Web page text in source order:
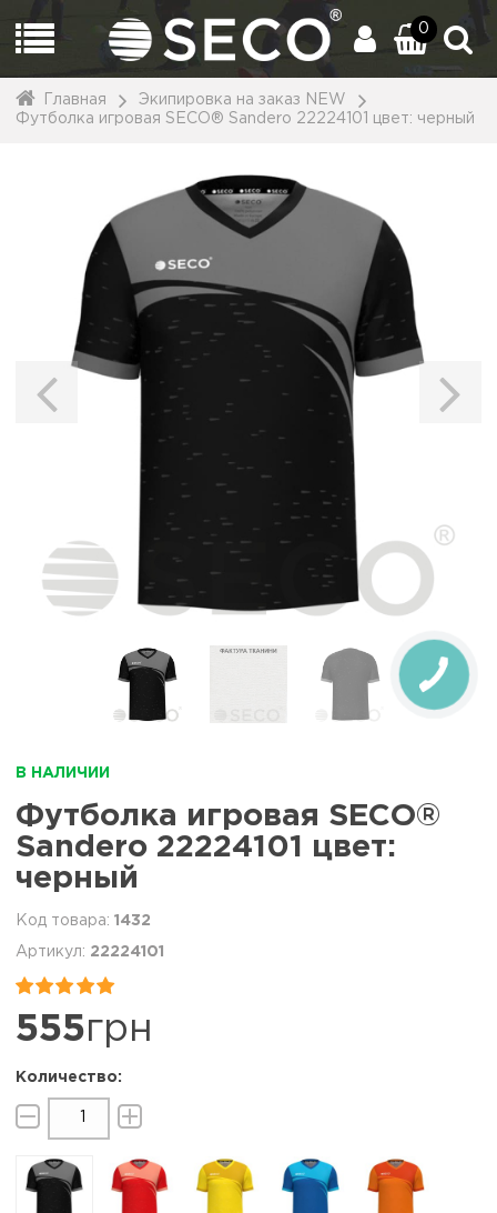
0
Главная
Экипировка на заказ NEW
Футболка игровая SECO® Sandero 22224101 цвет: черный
В НАЛИЧИИ
Футболка игровая SECO®
Sandero 22224101 цвет:
черный
1432
22224101


555грн